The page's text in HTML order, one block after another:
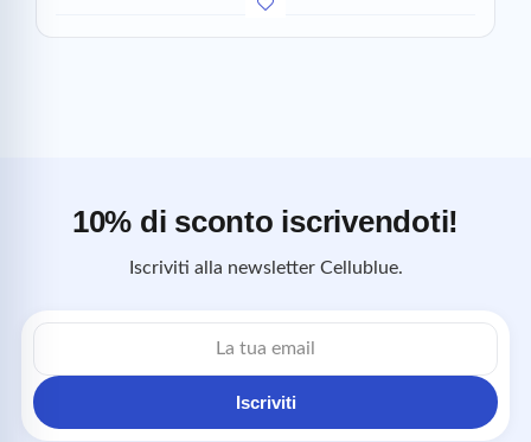
10% di sconto iscrivendoti!
Iscriviti alla newsletter Cellublue.
Indirizzo
email
Iscriviti